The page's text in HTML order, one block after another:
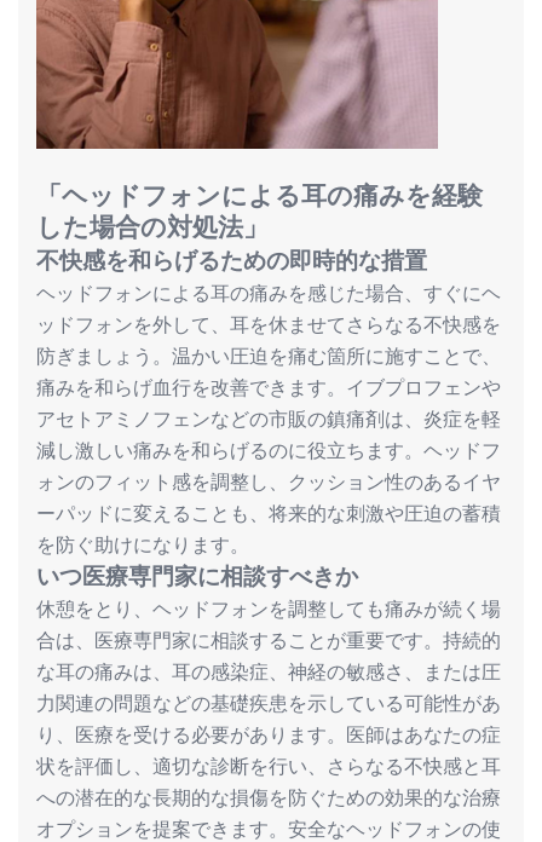
「ヘッドフォンによる耳の痛みを経験
した場合の対処法」
不快感を和らげるための即時的な措置
ヘッドフォンによる耳の痛みを感じた場合、すぐにヘ
ッドフォンを外して、耳を休ませてさらなる不快感を
防ぎましょう。温かい圧迫を痛む箇所に施すことで、
痛みを和らげ血行を改善できます。イブプロフェンや
アセトアミノフェンなどの市販の鎮痛剤は、炎症を軽
減し激しい痛みを和らげるのに役立ちます。ヘッドフ
ォンのフィット感を調整し、クッション性のあるイヤ
ーパッドに変えることも、将来的な刺激や圧迫の蓄積
を防ぐ助けになります。
いつ医療専門家に相談すべきか
休憩をとり、ヘッドフォンを調整しても痛みが続く場
合は、医療専門家に相談することが重要です。持続的
な耳の痛みは、耳の感染症、神経の敏感さ、または圧
力関連の問題などの基礎疾患を示している可能性があ
り、医療を受ける必要があります。医師はあなたの症
状を評価し、適切な診断を行い、さらなる不快感と耳
への潜在的な長期的な損傷を防ぐための効果的な治療
オプションを提案できます。安全なヘッドフォンの使